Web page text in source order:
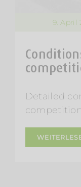
9. April
Detailed